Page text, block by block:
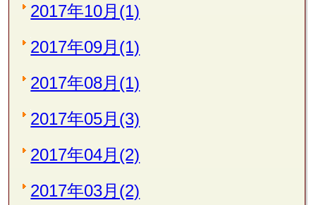
2017年10月(1)
2017年09月(1)
2017年08月(1)
2017年05月(3)
2017年04月(2)
2017年03月(2)